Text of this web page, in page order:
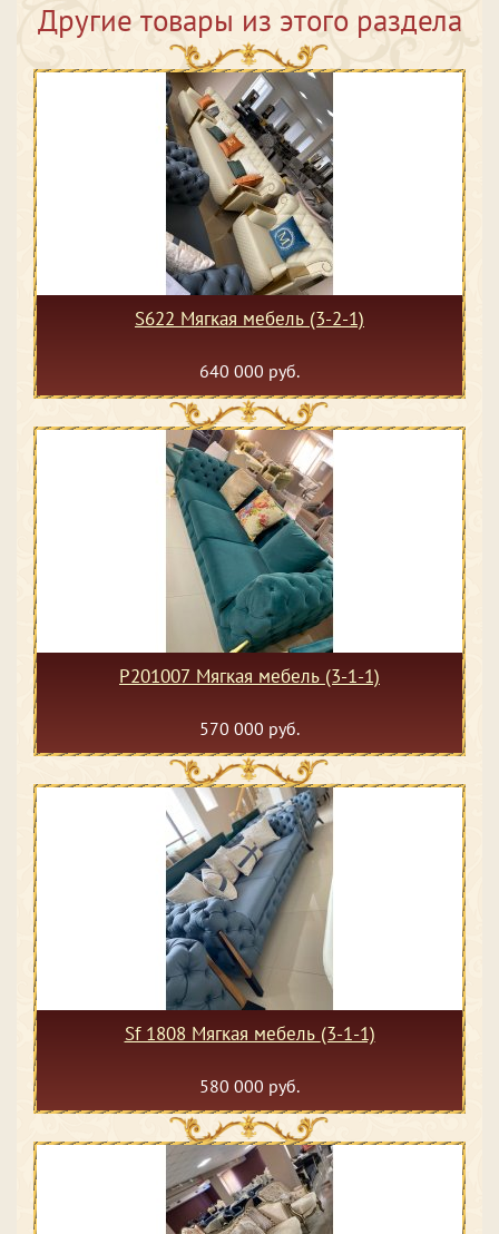
Другие товары из этого раздела
S622 Мягкая мебель (3-2-1)
640 000 руб.
P201007 Мягкая мебель (3-1-1)
570 000 руб.
Sf 1808 Мягкая мебель (3-1-1)
580 000 руб.